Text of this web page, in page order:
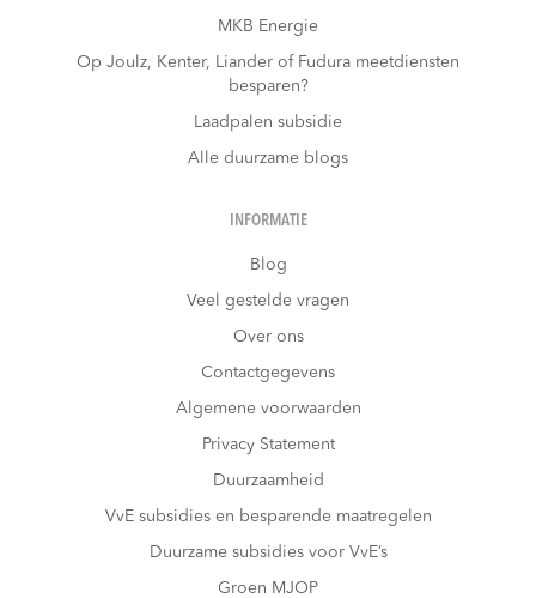
MKB Energie
Op Joulz, Kenter, Liander of Fudura meetdiensten
besparen?
Laadpalen subsidie
Alle duurzame blogs
INFORMATIE
Blog
Veel gestelde vragen
Over ons
Contactgegevens
Algemene voorwaarden
Privacy Statement
Duurzaamheid
VvE subsidies en besparende maatregelen
Duurzame subsidies voor VvE’s
Groen MJOP